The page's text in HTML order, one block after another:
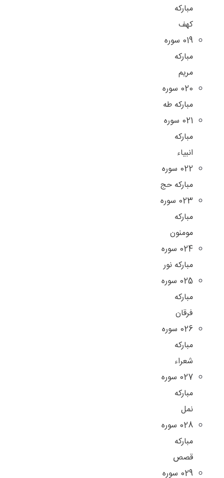
مبارکه
کهف
019 سوره
مبارکه
مریم
020 سوره
مبارکه طه
021 سوره
مبارکه
انبیاء
022 سوره
مبارکه حج
023 سوره
مبارکه
مومنون
024 سوره
مبارکه نور
025 سوره
مبارکه
فرقان
026 سوره
مبارکه
شعراء
027 سوره
مبارکه
نمل
028 سوره
مبارکه
قصص
029 سوره